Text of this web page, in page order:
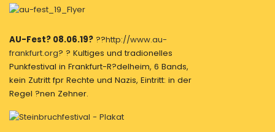
AU-Fest? 08.06.19? ??http://www.au-
frankfurt.org? ? Kultiges und tradionelles
Punkfestival in Frankfurt-R?delheim, 6 Bands,
kein Zutritt fpr Rechte und Nazis, Eintritt: in der
Regel ?nen Zehner.